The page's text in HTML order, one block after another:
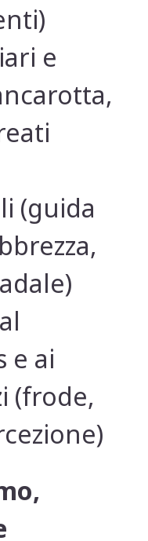
e
(guida
e ai
(frode,